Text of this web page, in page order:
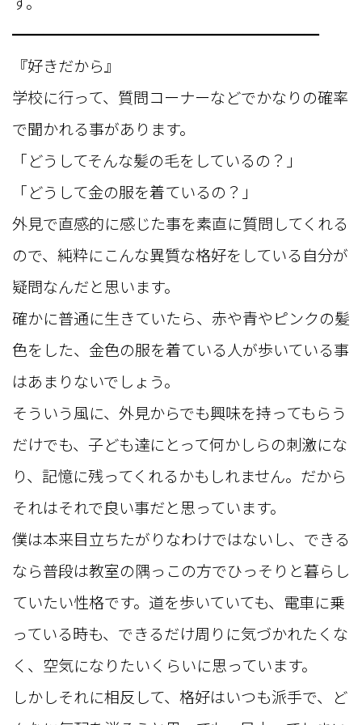
━━━━━━━━━━━━━━━━━━━━
『好きだから』
学校に行って、質問コーナーなどでかなりの確率
で聞かれる事があります。
「どうしてそんな髪の毛をしているの？」
「どうして金の服を着ているの？」
外見で直感的に感じた事を素直に質問してくれる
ので、純粋にこんな異質な格好をしている自分が
疑問なんだと思います。
確かに普通に生きていたら、赤や青やピンクの髪
色をした、金色の服を着ている人が歩いている事
はあまりないでしょう。
そういう風に、外見からでも興味を持ってもらう
だけでも、子ども達にとって何かしらの刺激にな
り、記憶に残ってくれるかもしれません。だから
それはそれで良い事だと思っています。
僕は本来目立ちたがりなわけではないし、できる
なら普段は教室の隅っこの方でひっそりと暮らし
ていたい性格です。道を歩いていても、電車に乗
っている時も、できるだけ周りに気づかれたくな
く、空気になりたいくらいに思っています。
しかしそれに相反して、格好はいつも派手で、ど